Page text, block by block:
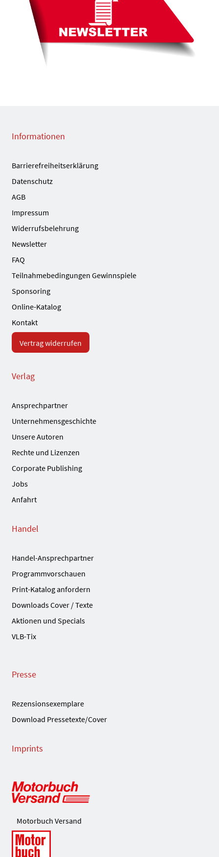
Informationen
Barrierefreiheitserklärung
Datenschutz
AGB
Impressum
Widerrufsbelehrung
Newsletter
FAQ
Teilnahmebedingungen Gewinnspiele
Sponsoring
Online-Katalog
Kontakt
Vertrag widerrufen
Verlag
Ansprechpartner
Unternehmensgeschichte
Unsere Autoren
Rechte und Lizenzen
Corporate Publishing
Jobs
Anfahrt
Handel
Handel-Ansprechpartner
Programmvorschauen
Print-Katalog anfordern
Downloads Cover / Texte
Aktionen und Specials
VLB-Tix
Presse
Rezensionsexemplare
Download Pressetexte/Cover
Imprints
Motorbuch Versand